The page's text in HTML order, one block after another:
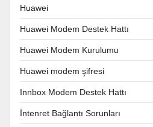
Huawei
Huawei Modem Destek Hattı
Huawei Modem Kurulumu
Huawei modem şifresi
Innbox Modem Destek Hattı
İntenret Bağlantı Sorunları